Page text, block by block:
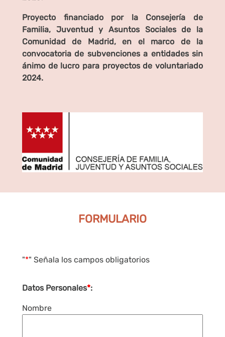
Proyecto financiado por la Consejería de
Familia, Juventud y Asuntos Sociales de la
Comunidad de Madrid, en el marco de la
convocatoria de subvenciones a entidades sin
ánimo de lucro para proyectos de voluntariado
2024.
FORMULARIO
"*" Señala los campos obligatorios
Datos Personales*:
Nombre